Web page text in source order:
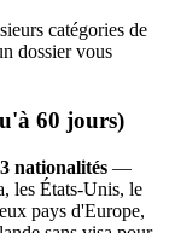
catégories de
dossier vous
60 jours)
nationalités —
les États-Unis, le
pays d'Europe,